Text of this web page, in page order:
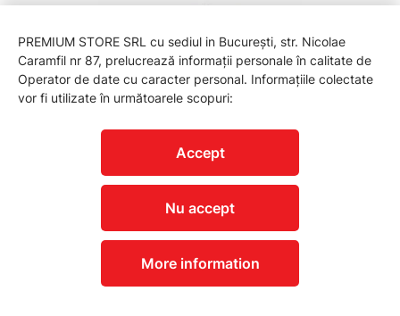
1600A036YW Acumulator EXPERT EXBA18V-40
561,00 lei
PREMIUM STORE SRL cu sediul in București, str. Nicolae
Caramfil nr 87, prelucrează informații personale în calitate de
Operator de date cu caracter personal. Informațiile colectate
vor fi utilizate în următoarele scopuri:
Accept
Nu accept
More information